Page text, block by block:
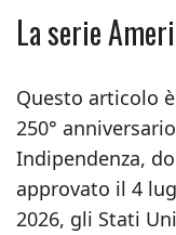
La serie
Questo articolo
250°
Indipendenza,
approvato il 4
2026, gli Stati